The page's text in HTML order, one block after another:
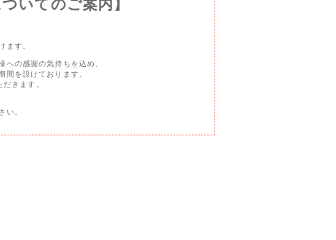
いてのご案内】
ます。
への感謝の気持ちを込め、
間を設けております。
だきます。
い。